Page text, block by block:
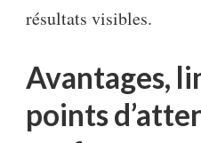
résultats visibles.
Avantages,
points